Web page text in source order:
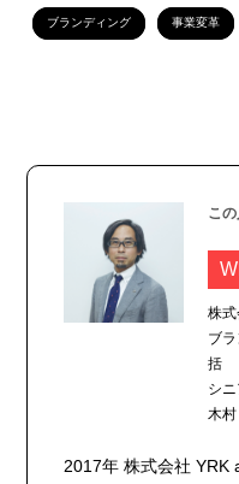
ブランディング 事業変革
株
ブ
括
シ
木
こ
2017年 株式会社 YRK